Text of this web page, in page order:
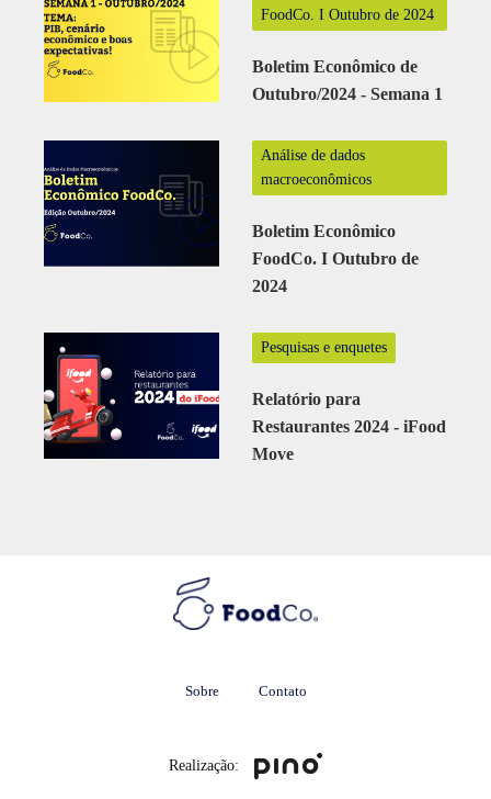
FoodCo. I Outubro de 2024
Boletim Econômico de
Outubro/2024 - Semana 1
Análise de dados
macroeconômicos
Boletim Econômico
FoodCo. I Outubro de
2024
Pesquisas e enquetes
Relatório para
Restaurantes 2024 - iFood
Move
Sobre Contato
Realização: